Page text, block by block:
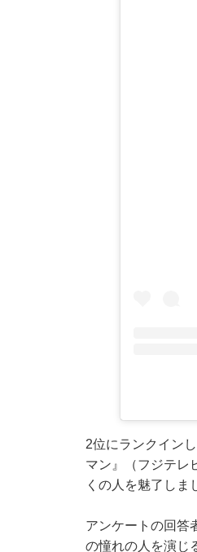
2位にランクイン
マン』（フジテレ
くの人を魅了しま
アンケートの回答
の憧れの人を演じ